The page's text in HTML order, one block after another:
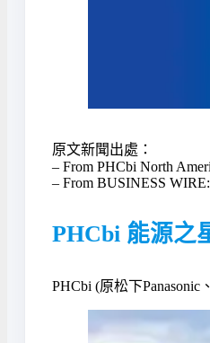
原文新聞出處：
– From PHCbi North
– From BUSINESS WIRE:
PHCbi 能源之
PHCbi (原松下